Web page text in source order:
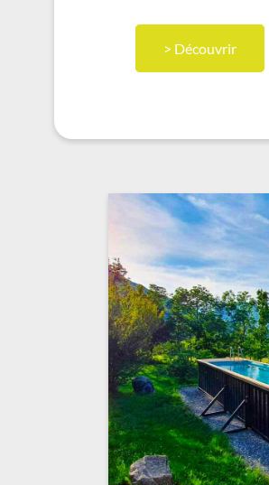
> Découvrir